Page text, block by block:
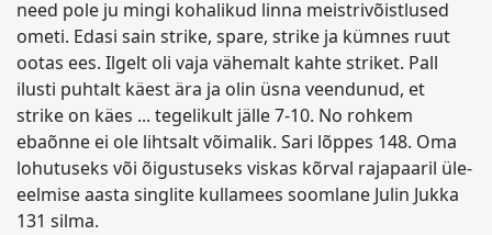
need pole ju mingi kohalikud linna meistrivõistlused
ometi. Edasi sain strike, spare, strike ja kümnes ruut
ootas ees. Ilgelt oli vaja vähemalt kahte striket. Pall
ilusti puhtalt käest ära ja olin üsna veendunud, et
strike on käes ... tegelikult jälle 7-10. No rohkem
ebaõnne ei ole lihtsalt võimalik. Sari lõppes 148. Oma
lohutuseks või õigustuseks viskas kõrval rajapaaril üle-
eelmise aasta singlite kullamees soomlane Julin Jukka
131 silma.